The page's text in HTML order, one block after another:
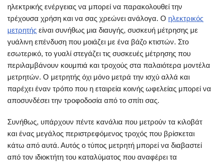
ηλεκτρικής ενέργειας να μπορεί να παρακολουθεί την
τρέχουσα χρήση και να σας χρεώνει ανάλογα. Ο ηλεκτρικός
μετρητής είναι συνήθως μια διαυγής, συσκευή μέτρησης με
γυάλινη επένδυση που μοιάζει με ένα βάζο κτιστών. Στο
εσωτερικό, το γυαλί στεγάζει τις συσκευές μέτρησης που
περιλαμβάνουν κουμπιά και τροχούς στα παλαιότερα μοντέλα
μετρητών. Ο μετρητής όχι μόνο μετρά την ισχύ αλλά και
παρέχει έναν τρόπο που η εταιρεία κοινής ωφελείας μπορεί να
αποσυνδέσει την τροφοδοσία από το σπίτι σας.
Συνήθως, υπάρχουν πέντε κανάλια που μετρούν τα κιλοβάτ
και ένας μεγάλος περιστρεφόμενος τροχός που βρίσκεται
κάτω από αυτά. Αυτός ο τύπος μετρητή μπορεί να διαβαστεί
από τον ιδιοκτήτη του καταλύματος που αναφέρει τα